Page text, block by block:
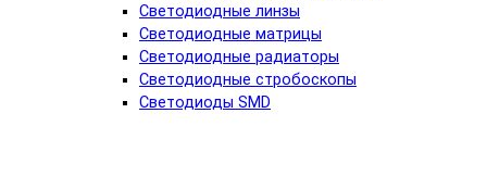
Светодиодные линзы
Светодиодные матрицы
Светодиодные радиаторы
Светодиодные стробоскопы
Светодиоды SMD